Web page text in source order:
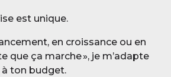
est unique.
en croissance ou en
que ça marche », je m’adapte
ton budget.